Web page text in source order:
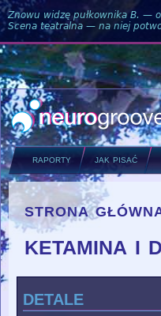
Znowu widzę pułkownika B. —
Scena teatralna — na niej
raporty jak pisać
you are here
strona
ketamina i
detale